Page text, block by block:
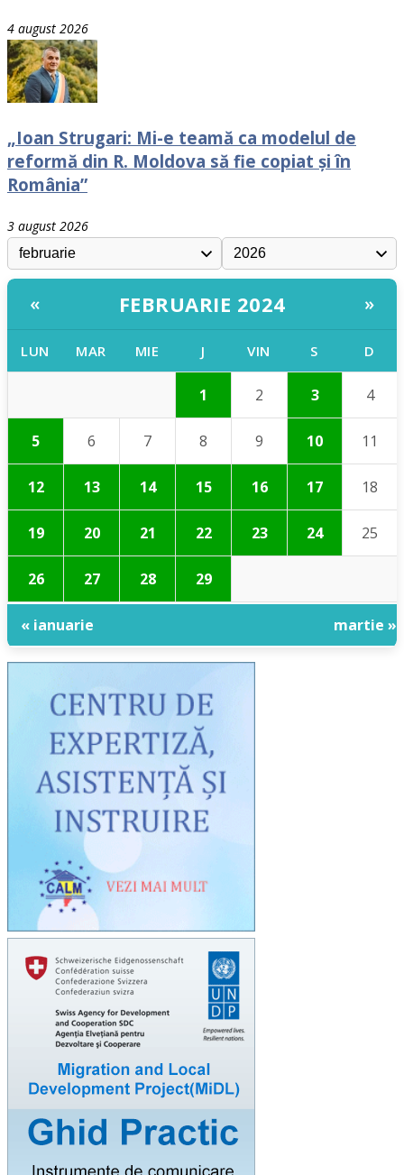
4 august 2026
„Ioan Strugari: Mi-e teamă ca modelul de
reformă din R. Moldova să fie copiat și în
România”
3 august 2026
« FEBRUARIE 2024 »
LUN MAR MIE J VIN S D
1 2 3 4
5 6 7 8 9 10 11
12 13 14 15 16 17 18
19 20 21 22 23 24 25
26 27 28 29
« ianuarie martie »